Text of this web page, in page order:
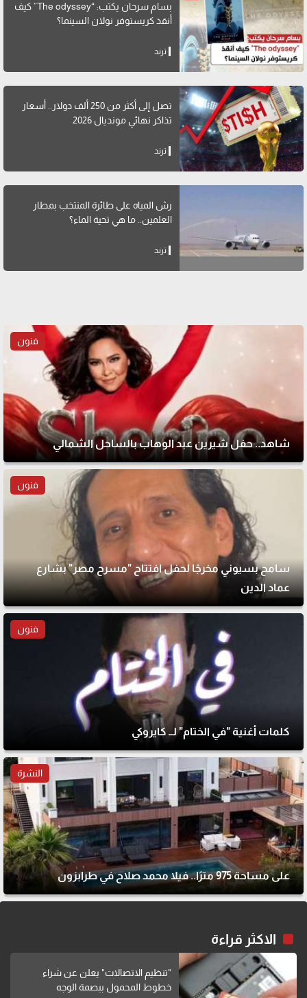
بسام سرحان يكتب: “The odyssey” كيف
أنقذ كريستوفر نولان السينما؟
ترند
تصل إلى أكثر من 250 ألف دولار.. أسعار
تذاكر نهائي مونديال 2026
ترند
رش المياه على طائرة المنتخب بمطار
العلمين.. ما هي تحية الماء؟
ترند
فنون
شاهد.. حفل شيرين عبد الوهاب بالساحل الشمالي
فنون
سامح بسيوني مخرجًا لحفل افتتاح "مسرح مصر" بشارع
عماد الدين
فنون
كلمات أغنية "في الختام" لــ كايروكي
النشرة
على مساحة 975 مترًا.. فيلا محمد صلاح في طرابزون
الاكثر قراءة
"تنظيم الاتصالات" يعلن عن شراء
خطوط المحمول ببصمة الوجه